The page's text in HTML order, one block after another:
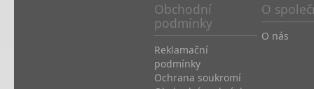
Obchodní
podmínky
Reklamační
podmínky
Ochrana soukromí
O
O nás